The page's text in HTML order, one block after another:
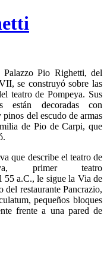
Pio Righetti, del
se construyó sobre las
teatro de Pompeya. Sus
están decoradas con
pinos del escudo de armas
de Pio de Carpi, que
que describe el teatro de
primer teatro
55 a.C., le sigue la Via de
restaurante Pancrazio,
pequeños bloques
frente a una pared de